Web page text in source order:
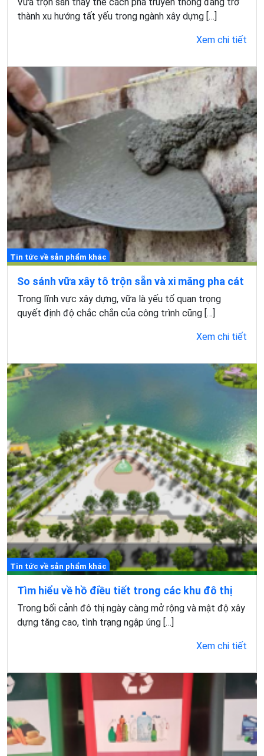
Vữa trộn sẵn thay thế cách pha truyền thống đang trở
thành xu hướng tất yếu trong ngành xây dựng […]
Xem chi tiết
Tin tức về sản phẩm khác
So sánh vữa xây tô trộn sẵn và xi măng pha cát
Trong lĩnh vực xây dựng, vữa là yếu tố quan trọng
quyết định độ chắc chắn của công trình cũng […]
Xem chi tiết
Tin tức về sản phẩm khác
Tìm hiểu về hồ điều tiết trong các khu đô thị
Trong bối cảnh đô thị ngày càng mở rộng và mật độ xây
dựng tăng cao, tình trạng ngập úng […]
Xem chi tiết